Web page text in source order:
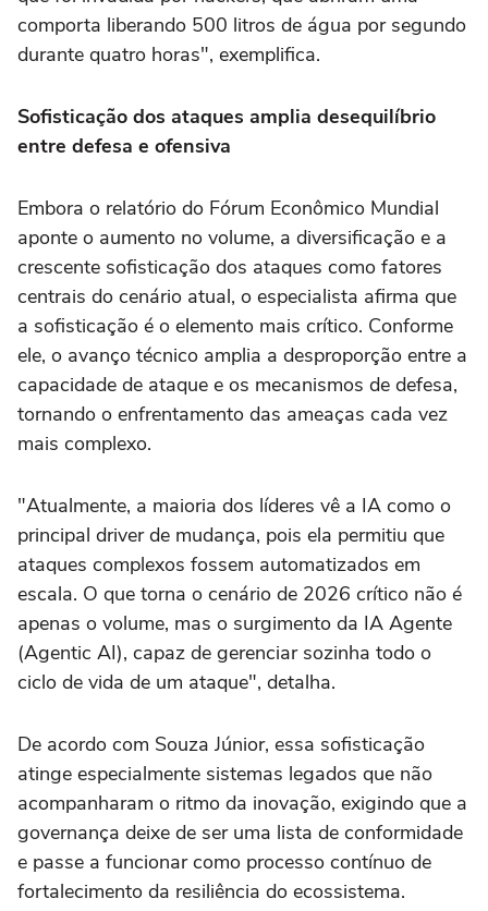
comporta liberando 500 litros de água por segundo
durante quatro horas", exemplifica.
Sofisticação dos ataques amplia desequilíbrio
entre defesa e ofensiva
Embora o relatório do Fórum Econômico Mundial
aponte o aumento no volume, a diversificação e a
crescente sofisticação dos ataques como fatores
centrais do cenário atual, o especialista afirma que
a sofisticação é o elemento mais crítico. Conforme
ele, o avanço técnico amplia a desproporção entre a
capacidade de ataque e os mecanismos de defesa,
tornando o enfrentamento das ameaças cada vez
mais complexo.
"Atualmente, a maioria dos líderes vê a IA como o
principal driver de mudança, pois ela permitiu que
ataques complexos fossem automatizados em
escala. O que torna o cenário de 2026 crítico não é
apenas o volume, mas o surgimento da IA Agente
(Agentic AI), capaz de gerenciar sozinha todo o
ciclo de vida de um ataque", detalha.
De acordo com Souza Júnior, essa sofisticação
atinge especialmente sistemas legados que não
acompanharam o ritmo da inovação, exigindo que a
governança deixe de ser uma lista de conformidade
e passe a funcionar como processo contínuo de
fortalecimento da resiliência do ecossistema.